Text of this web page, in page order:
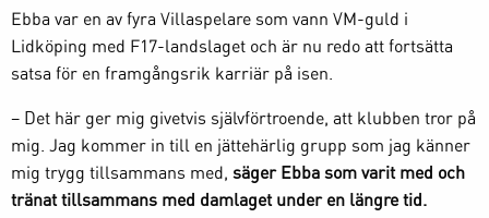
Ebba var en av fyra Villaspelare som vann VM-guld i
Lidköping med F17-landslaget och är nu redo att fortsätta
satsa för en framgångsrik karriär på isen.
– Det här ger mig givetvis självförtroende, att klubben tror på
mig. Jag kommer in till en jättehärlig grupp som jag känner
mig trygg tillsammans med, säger Ebba som varit med och
tränat tillsammans med damlaget under en längre tid.